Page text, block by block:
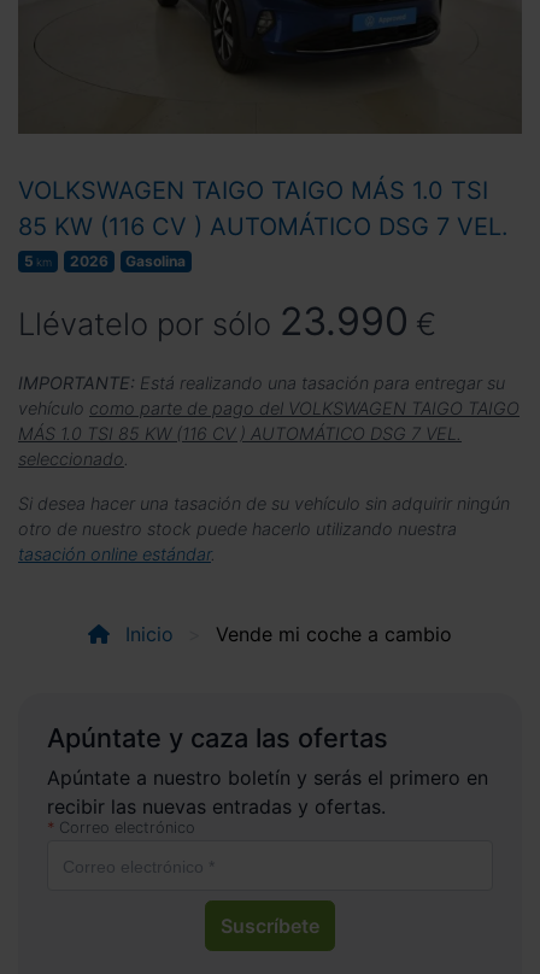
VOLKSWAGEN TAIGO TAIGO MÁS 1.0 TSI
85 KW (116 CV ) AUTOMÁTICO DSG 7 VEL.
5 km 2026 Gasolina
Llévatelo por sólo 23.990 €
IMPORTANTE: Está realizando una tasación para entregar su
vehículo como parte de pago del VOLKSWAGEN TAIGO TAIGO
MÁS 1.0 TSI 85 KW (116 CV ) AUTOMÁTICO DSG 7 VEL.
seleccionado
Si desea hacer una tasación de su vehículo sin adquirir ningún
otro de nuestro stock puede hacerlo utilizando nuestra
tasación online estándar.
Inicio Vende mi coche a cambio
Apúntate y caza las ofertas
Apúntate a nuestro boletín y serás el primero en
recibir las nuevas entradas y ofertas.
Correo electrónico
Suscríbete